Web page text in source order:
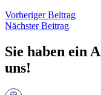
Vorheriger Beitrag
Nächster Beitrag
Sie haben ein
uns!